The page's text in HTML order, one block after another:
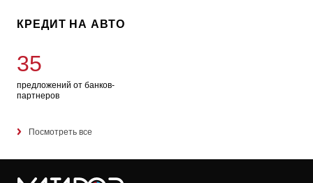
КРЕДИТ НА АВТО
35
предложений от банков-
партнеров
Посмотреть все